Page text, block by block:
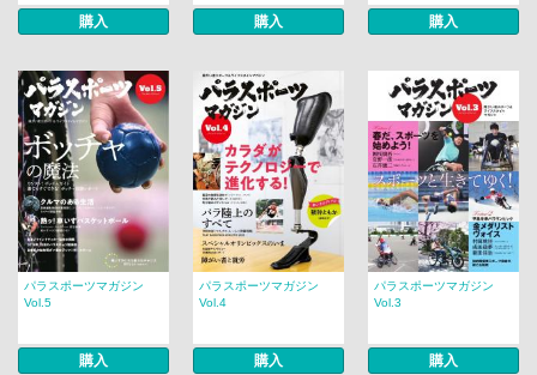
購入 購入 購入
パラスポーツマガジン
Vol.5
購入
パラスポーツマガジン
Vol.4
購入
パラスポーツマガジン
Vol.3
購入